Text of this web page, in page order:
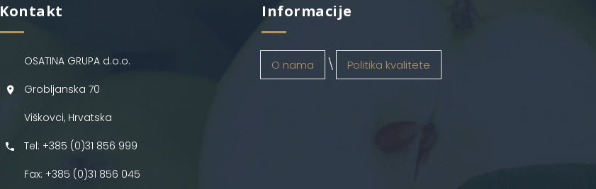
Kontakt
OSATINA GRUPA d.o.o.
Grobljanska 70
Viškovci, Hrvatska
Tel: +385 (0)31 856 999
Fax: +385 (0)31 856 045
Informacije
O nama Politika kvalitete